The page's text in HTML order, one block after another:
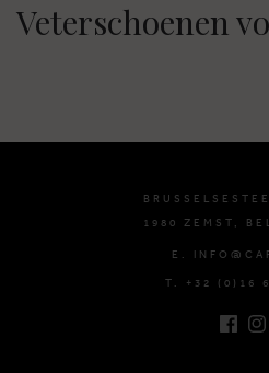
Veterschoenen
1980 ZEMST,
E.
T. +32 (0)16